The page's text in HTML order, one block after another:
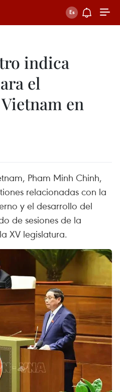
indica
el
en
Pham Minh Chinh,
relacionadas con la
y el desarrollo del
de sesiones de la
XV legislatura.